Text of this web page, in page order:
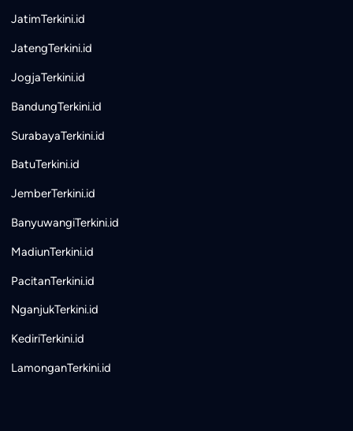
JatimTerkini.id
JatengTerkini.id
JogjaTerkini.id
BandungTerkini.id
SurabayaTerkini.id
BatuTerkini.id
JemberTerkini.id
BanyuwangiTerkini.id
MadiunTerkini.id
PacitanTerkini.id
NganjukTerkini.id
KediriTerkini.id
LamonganTerkini.id